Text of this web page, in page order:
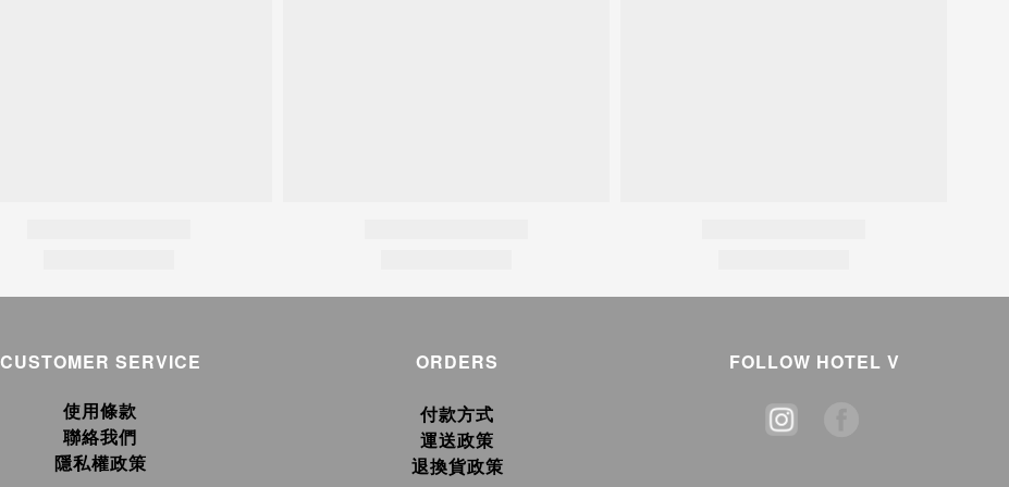
CUSTOMER SERVICE
使用條款
聯絡我們
隱私權政策
ORDERS
付款方式
運送政策
退換貨政策
FOLLOW HOTEL V